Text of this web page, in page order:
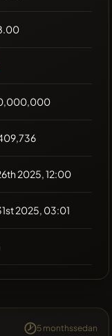
2025, 12:00
2025, 03:01
5 monthssedan